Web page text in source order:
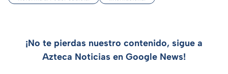
¡No te pierdas nuestro contenido, sigue a
Azteca Noticias en Google News!